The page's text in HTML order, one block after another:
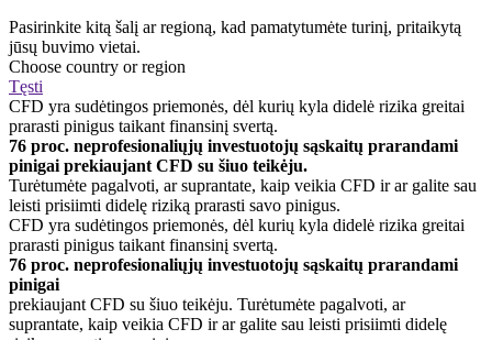
Pasirinkite kitą šalį ar regioną, kad pamatytumėte turinį, pritaikytą
jūsų buvimo vietai.
Choose country or region
Tęsti
CFD yra sudėtingos priemonės, dėl kurių kyla didelė rizika greitai
prarasti pinigus taikant finansinį svertą.
76 proc. neprofesionaliųjų investuotojų sąskaitų prarandami
pinigai prekiaujant CFD su šiuo teikėju.
Turėtumėte pagalvoti, ar suprantate, kaip veikia CFD ir ar galite sau
leisti prisiimti didelę riziką prarasti savo pinigus.
CFD yra sudėtingos priemonės, dėl kurių kyla didelė rizika greitai
prarasti pinigus taikant finansinį svertą.
76 proc. neprofesionaliųjų investuotojų sąskaitų prarandami
pinigai
prekiaujant CFD su šiuo teikėju. Turėtumėte pagalvoti, ar
suprantate, kaip veikia CFD ir ar galite sau leisti prisiimti didelę